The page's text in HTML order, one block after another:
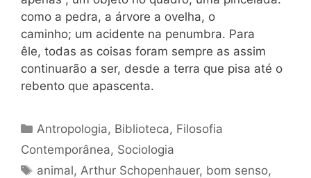
como a pedra, a árvore a ovelha, o
caminho; um acidente na penumbra. Para
êle, todas as coisas foram sempre as assim
continuarão a ser, desde a terra que pisa até o
rebento que apascenta.
Categorias
Antropologia, Biblioteca, Filosofia
Contemporânea, Sociologia
Tags
animal,Arthur Schopenhauer, bom senso,